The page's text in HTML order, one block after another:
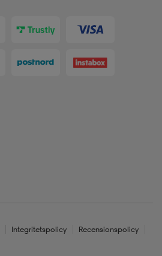
Integritetspolicy
Recensionspolicy